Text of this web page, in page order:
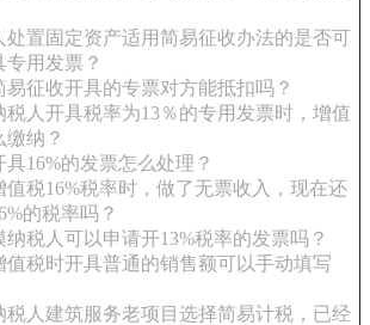
处置固定资产适用简易征收办法的是否可
专用发票？
易征收开具的专票对方能抵扣吗？
税人开具税率为13％的专用发票时，增值
缴纳？
具16%的发票怎么处理？
值税16%税率时，做了无票收入，现在还
的税率吗？
纳税人可以申请开13%税率的发票吗？
值税时开具普通的销售额可以手动填写
税人建筑服务老项目选择简易计税，已经